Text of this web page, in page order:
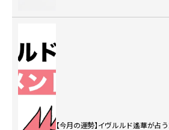
【今月の運勢】イヴルルド遙華が占